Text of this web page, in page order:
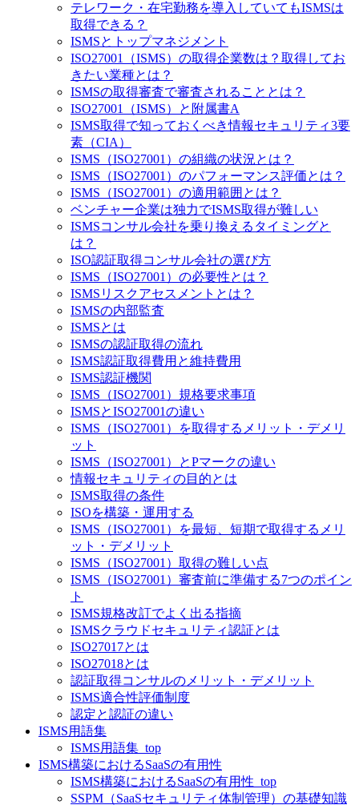
テレワーク・在宅勤務を導入していてもISMSは
取得できる？
ISMSとトップマネジメント
ISO27001（ISMS）の取得企業数は？取得してお
きたい業種とは？
ISMSの取得審査で審査されることとは？
ISO27001（ISMS）と附属書A
ISMS取得で知っておくべき情報セキュリティ3要
素（CIA）
ISMS（ISO27001）の組織の状況とは？
ISMS（ISO27001）のパフォーマンス評価とは？
ISMS（ISO27001）の適用範囲とは？
ベンチャー企業は独力でISMS取得が難しい
ISMSコンサル会社を乗り換えるタイミングと
は？
ISO認証取得コンサル会社の選び方
ISMS（ISO27001）の必要性とは？
ISMSリスクアセスメントとは？
ISMSの内部監査
ISMSとは
ISMSの認証取得の流れ
ISMS認証取得費用と維持費用
ISMS認証機関
ISMS（ISO27001）規格要求事項
ISMSとISO27001の違い
ISMS（ISO27001）を取得するメリット・デメリ
ット
ISMS（ISO27001）とPマークの違い
情報セキュリティの目的とは
ISMS取得の条件
ISOを構築・運用する
ISMS（ISO27001）を最短、短期で取得するメリ
ット・デメリット
ISMS（ISO27001）取得の難しい点
ISMS（ISO27001）審査前に準備する7つのポイン
ト
ISMS規格改訂でよく出る指摘
ISMSクラウドセキュリティ認証とは
ISO27017とは
ISO27018とは
認証取得コンサルのメリット・デメリット
ISMS適合性評価制度
認定と認証の違い
ISMS用語集
ISMS用語集_top
ISMS構築におけるSaaSの有用性
ISMS構築におけるSaaSの有用性_top
SSPM（SaaSセキュリティ体制管理）の基礎知識